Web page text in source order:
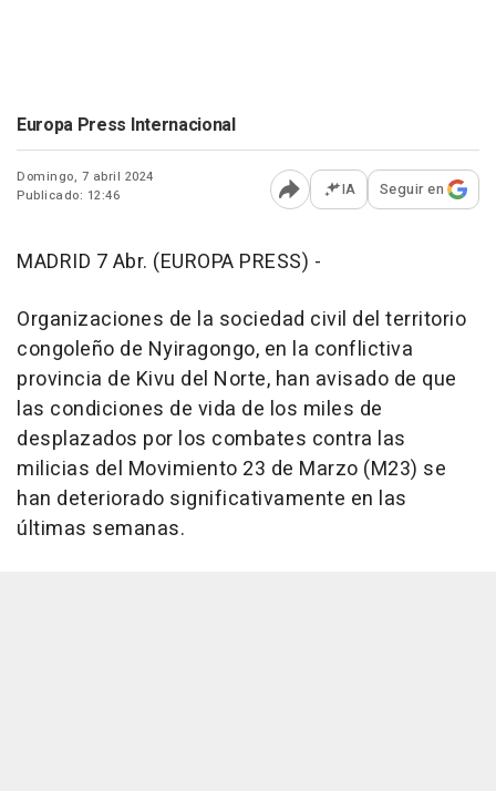
Europa Press Internacional
Domingo, 7 abril 2024
Publicado: 12:46
Abrir opciones para
IA Seguir en
MADRID 7 Abr. (EUROPA PRESS) -
Organizaciones de la sociedad civil del territorio
congoleño de Nyiragongo, en la conflictiva
provincia de Kivu del Norte, han avisado de que
las condiciones de vida de los miles de
desplazados por los combates contra las
milicias del Movimiento 23 de Marzo (M23) se
han deteriorado significativamente en las
últimas semanas.